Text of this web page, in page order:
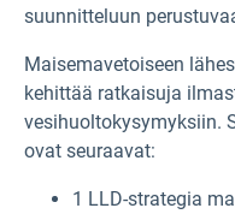
suunnitteluun
Maisemavetoiseen
kehittää ratkaisuja
vesihuoltokysymyksiin.
ovat seuraavat:
1 LLD-strategia